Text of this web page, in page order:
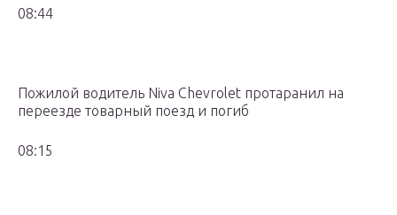
08:44
Пожилой водитель Niva Chevrolet протаранил на
переезде товарный поезд и погиб
08:15